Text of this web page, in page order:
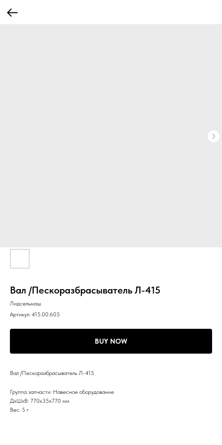
Вал /Пескоразбрасыватель Л-415
Лидсельмаш
Артикул: 415.00.605
BUY NOW
Вал /Пескоразбрасыватель Л-415
Группа запчасти: Навесное оборудование
ДxШxВ: 770x35x770 мм
Вес: 5 г